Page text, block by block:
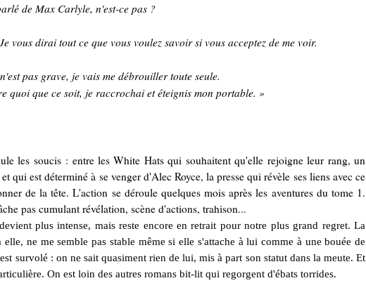
de Max Carlyle, n'est-ce pas ?
vous dirai tout ce que vous voulez savoir si vous acceptez de me voir.
pas grave, je vais me débrouiller toute seule.
quoi que ce soit, je raccrochai et éteignis mon portable. »
les soucis : entre les White Hats qui souhaitent qu'elle rejoigne leur rang, un
qui est déterminé à se venger d'Alec Royce, la presse qui révèle ses liens avec ce
de la tête. L'action se déroule quelques mois après les aventures du tome 1.
pas cumulant révélation, scène d'actions, trahison...
plus intense, mais reste encore en retrait pour notre plus grand regret. La
ne me semble pas stable même si elle s'attache à lui comme à une bouée de
survolé : on ne sait quasiment rien de lui, mis à part son statut dans la meute. Et
On est loin des autres romans bit-lit qui regorgent d'ébats torrides.